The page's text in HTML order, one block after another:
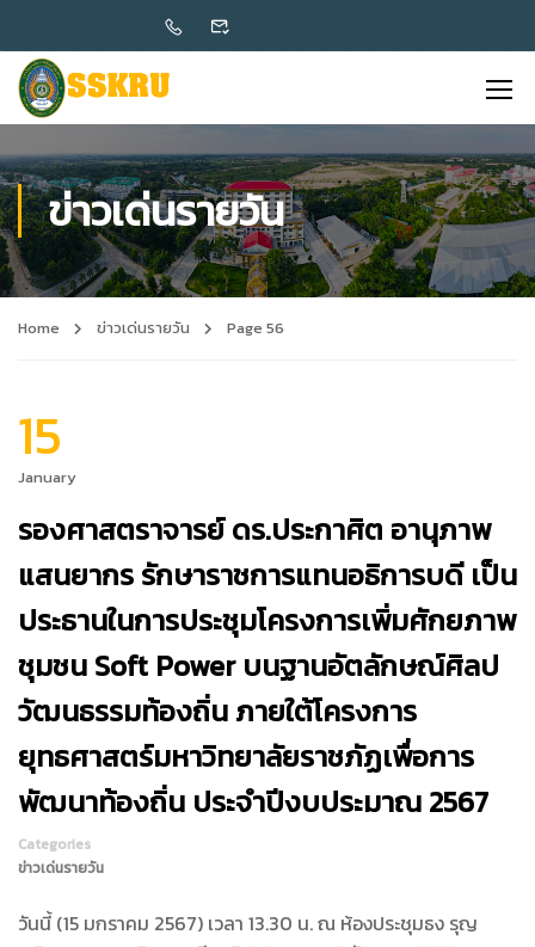
ข่าวเด่นรายวัน
Home ข่าวเด่นรายวัน Page 56
15
January
รองศาสตราจารย์ ดร.ประกาศิต อานุภาพ
แสนยากร รักษาราชการแทนอธิการบดี เป็น
ประธานในการประชุมโครงการเพิ่มศักยภาพ
ชุมชน Soft Power บนฐานอัตลักษณ์ศิลป
วัฒนธรรมท้องถิ่น ภายใต้โครงการ
ยุทธศาสตร์มหาวิทยาลัยราชภัฏเพื่อการ
พัฒนาท้องถิ่น ประจำปีงบประมาณ 2567
Categories
ข่าวเด่นรายวัน
วันนี้ (15 มกราคม 2567) เวลา 13.30 น. ณ ห้องประชุมธง รุญ